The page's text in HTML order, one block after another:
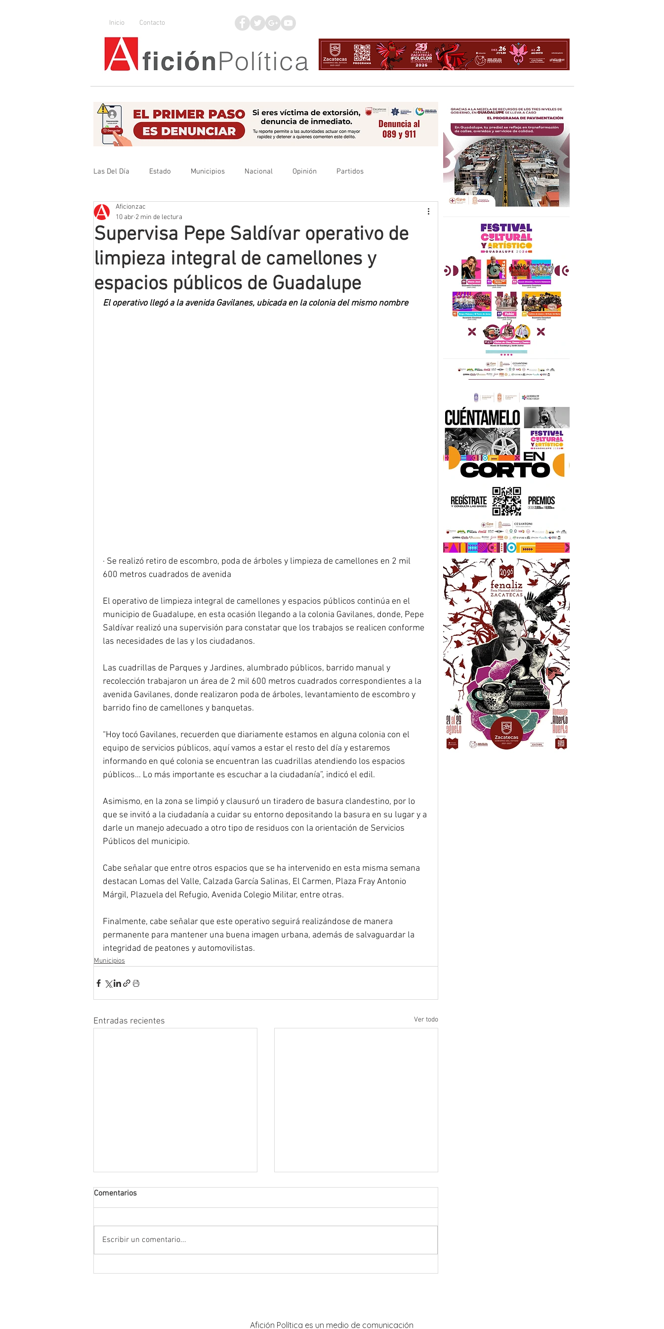
Inicio Contacto
Las Del Día Estado Municipios Nacional Opinión Partidos
Que no se olvide
Mineros LNBP
Supervisa Pepe Saldívar operativo de
limpieza integral de camellones y
espacios públicos de Guadalupe
Aficionzac
10 abr 2 min de lectura
El operativo llegó a la avenida Gavilanes, ubicada en la colonia del mismo nombre
· Se realizó retiro de escombro, poda de árboles y limpieza de camellones en 2 mil
600 metros cuadrados de avenida
El operativo de limpieza integral de camellones y espacios públicos continúa en el
municipio de Guadalupe, en esta ocasión llegando a la colonia Gavilanes, donde, Pepe
Saldívar realizó una supervisión para constatar que los trabajos se realicen conforme
las necesidades de las y los ciudadanos.
Las cuadrillas de Parques y Jardines, alumbrado públicos, barrido manual y
recolección trabajaron un área de 2 mil 600 metros cuadrados correspondientes a la
avenida Gavilanes, donde realizaron poda de árboles, levantamiento de escombro y
barrido fino de camellones y banquetas.
“Hoy tocó Gavilanes, recuerden que diariamente estamos en alguna colonia con el
equipo de servicios públicos, aquí vamos a estar el resto del día y estaremos
informando en qué colonia se encuentran las cuadrillas atendiendo los espacios
públicos… Lo más importante es escuchar a la ciudadanía”, indicó el edil.
Asimismo, en la zona se limpió y clausuró un tiradero de basura clandestino, por lo
que se invitó a la ciudadanía a cuidar su entorno depositando la basura en su lugar y a
darle un manejo adecuado a otro tipo de residuos con la orientación de Servicios
Públicos del municipio.
Cabe señalar que entre otros espacios que se ha intervenido en esta misma semana
destacan Lomas del Valle, Calzada García Salinas, El Carmen, Plaza Fray Antonio
Márgil, Plazuela del Refugio, Avenida Colegio Militar, entre otras.
Finalmente, cabe señalar que este operativo seguirá realizándose de manera
permanente para mantener una buena imagen urbana, además de salvaguardar la
integridad de peatones y automovilistas.
Municipios
Entradas recientes Ver todo
Comentarios
Escribir un comentario...
Afición Política es un medio de comunicación